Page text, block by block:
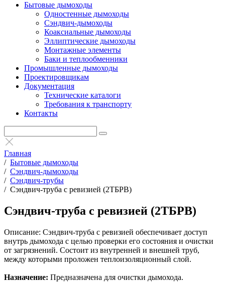
Бытовые дымоходы
Одностенные дымоходы
Сэндвич-дымоходы
Коаксиальные дымоходы
Эллиптические дымоходы
Монтажные элементы
Баки и теплообменники
Промышленные дымоходы
Проектировщикам
Документация
Технические каталоги
Требования к транспорту
Контакты
Главная
/ Бытовые дымоходы
/ Сэндвич-дымоходы
/ Сэндвич-трубы
/ Сэндвич-труба с ревизией (2ТБРВ)
Сэндвич-труба с ревизией (2ТБРВ)
Описание: Сэндвич-труба с ревизией обеспечивает доступ
внутрь дымохода с целью проверки его состояния и очистки
от загрязнений. Состоит из внутренней и внешней труб,
между которыми проложен теплоизоляционный слой.
Назначение: Предназначена для очистки дымохода.